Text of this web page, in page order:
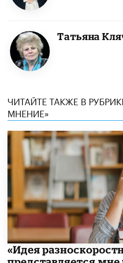
Татьяна
ЧИТАЙТЕ ТАКЖЕ В
МНЕНИЕ»
«Идея